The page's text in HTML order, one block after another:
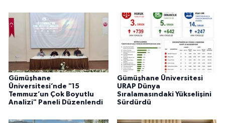
Gümüşhane
Üniversitesi’nde "15
Temmuz’un Çok Boyutlu
Analizi" Paneli Düzenlendi
Gümüşhane Üniversitesi
URAP Dünya
Sıralamasındaki Yükselişini
Sürdürdü